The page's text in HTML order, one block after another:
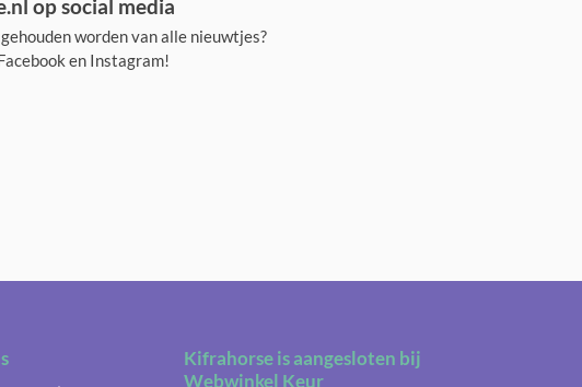
op social media
worden van alle nieuwtjes?
en Instagram!
Kifrahorse is aangesloten bij
Webwinkel Keur